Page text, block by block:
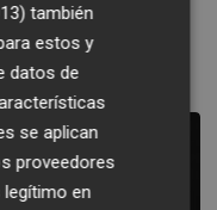
de
también
estos y
datos de
se aplican
proveedores
legítimo en